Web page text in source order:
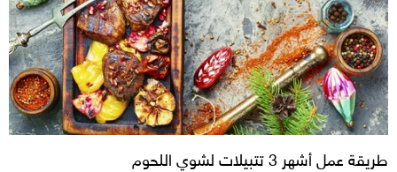
طريقة عمل أشهر 3 تتبيلات لشوي اللحوم